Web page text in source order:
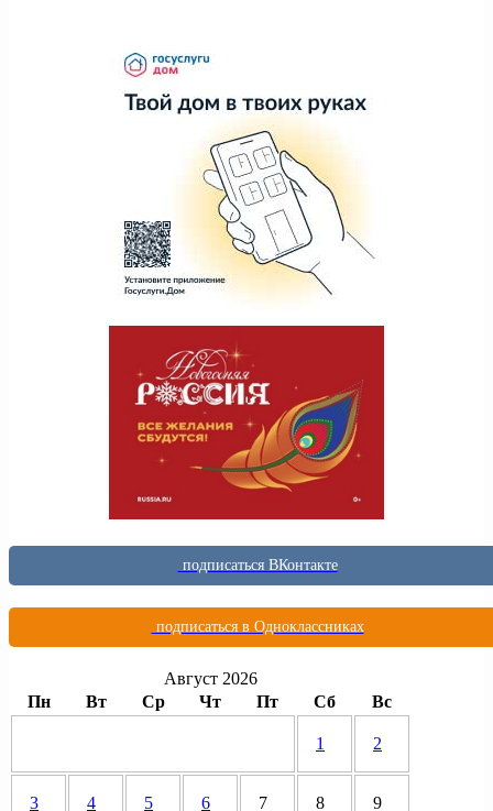
подписаться ВКонтакте
подписаться в Одноклассниках
Август 2026
Пн
Вт Ср Чт Пт Сб Вс
1 2
3 4 5 6 7 8 9